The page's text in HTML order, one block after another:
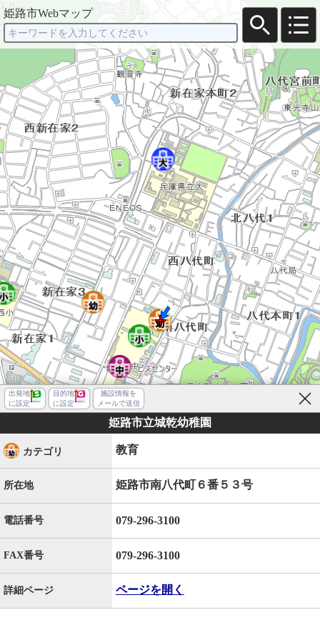
姫路市Webマップ
出発地
に設定
目的地
に設定
施設情報を
メールで送信
姫路市立城乾幼稚園
カテゴリ 教育
所在地 姫路市南八代町６番５３号
電話番号 079-296-3100
FAX番号 079-296-3100
詳細ページ ページを開く